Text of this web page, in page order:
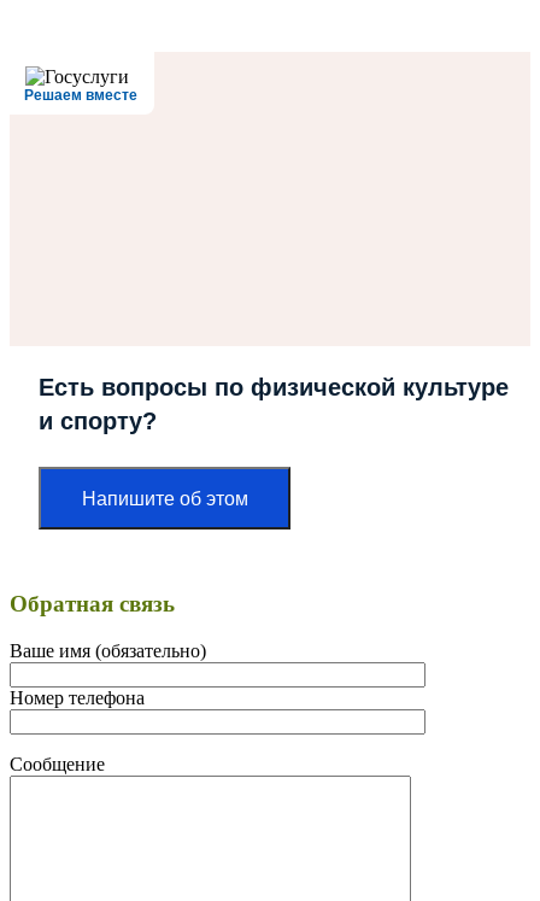
Решаем вместе
Есть вопросы по физической культуре
и спорту?
Напишите об этом
Обратная связь
Ваше имя (обязательно)
Номер телефона
Сообщение